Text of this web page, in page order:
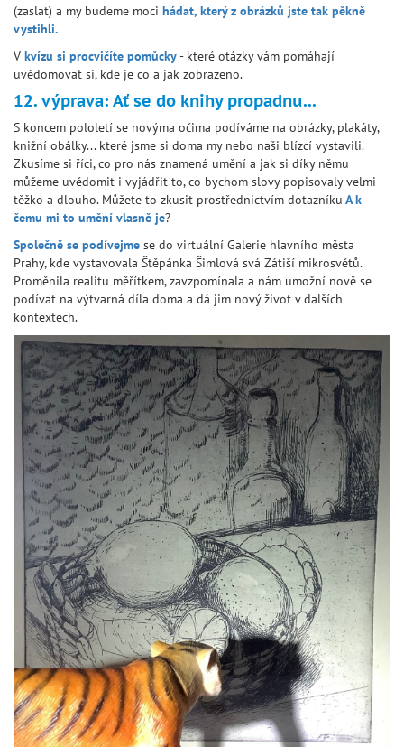
(zaslat) a my budeme moci hádat, který z obrázků jste tak pěkně
vystihli.
V kvízu si procvičíte pomůcky - které otázky vám pomáhají
uvědomovat si, kde je co a jak zobrazeno.
12. výprava: Ať se do knihy propadnu...
S koncem pololetí se novýma očima podíváme na obrázky, plakáty,
knižní obálky... které jsme si doma my nebo naši blízcí vystavili.
Zkusíme si říci, co pro nás znamená umění a jak si díky němu
můžeme uvědomit i vyjádřit to, co bychom slovy popisovaly velmi
těžko a dlouho. Můžete to zkusit prostřednictvím dotazníku A k
čemu mi to umění vlasně je?
Společně se podívejme se do virtuální Galerie hlavního města
Prahy, kde vystavovala Štěpánka Šimlová svá Zátiší mikrosvětů.
Proměnila realitu měřítkem, zavzpomínala a nám umožní nově se
podívat na výtvarná díla doma a dá jim nový život v dalších
kontextech.